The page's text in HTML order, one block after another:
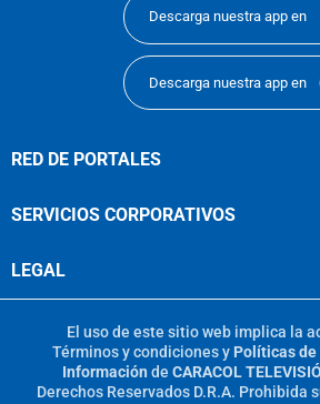
Descarga nuestra app en
Descarga nuestra app en
RED DE PORTALES
SERVICIOS CORPORATIVOS
LEGAL
El uso de este sitio web implica la
Términos y condicionesy Políticas
Información de CARACOL
Derechos Reservados D.R.A. Prohibida